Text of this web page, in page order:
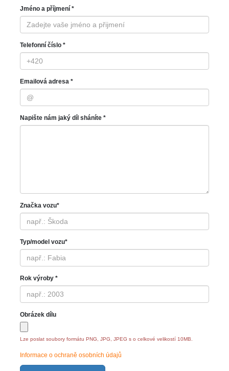
Jméno a příjmení *
Telefonní číslo *
Emailová adresa *
Napište nám jaký díl sháníte *
Značka vozu*
Typ/model vozu*
Rok výroby *
Obrázek dílu
Lze poslat soubory formátu PNG, JPG, JPEG s o celkové velikostí 10MB.
Informace o ochraně osobních údajů